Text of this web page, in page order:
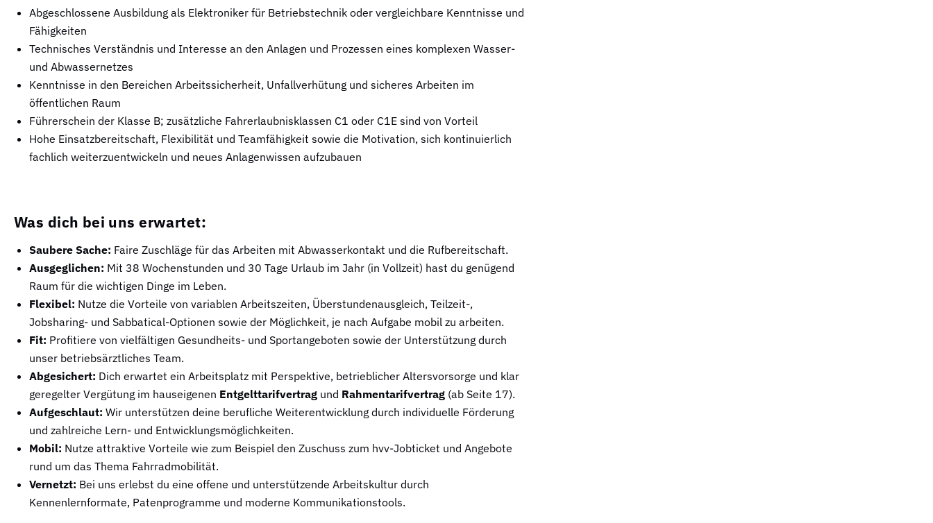
Abgeschlossene Ausbildung als Elektroniker für Betriebstechnik oder vergleichbare Kenntnisse und
Fähigkeiten
Technisches Verständnis und Interesse an den Anlagen und Prozessen eines komplexen Wasser-
und Abwassernetzes
Kenntnisse in den Bereichen Arbeitssicherheit, Unfallverhütung und sicheres Arbeiten im
öffentlichen Raum
Führerschein der Klasse B; zusätzliche Fahrerlaubnisklassen C1 oder C1E sind von Vorteil
Hohe Einsatzbereitschaft, Flexibilität und Teamfähigkeit sowie die Motivation, sich kontinuierlich
fachlich weiterzuentwickeln und neues Anlagenwissen aufzubauen
Was dich bei uns erwartet:
Saubere Sache: Faire Zuschläge für das Arbeiten mit Abwasserkontakt und die Rufbereitschaft.
Ausgeglichen: Mit 38 Wochenstunden und 30 Tage Urlaub im Jahr (in Vollzeit) hast du genügend
Raum für die wichtigen Dinge im Leben.
Flexibel: Nutze die Vorteile von variablen Arbeitszeiten, Überstundenausgleich, Teilzeit-,
Jobsharing- und Sabbatical-Optionen sowie der Möglichkeit, je nach Aufgabe mobil zu arbeiten.
Fit: Profitiere von vielfältigen Gesundheits- und Sportangeboten sowie der Unterstützung durch
unser betriebsärztliches Team.
Abgesichert: Dich erwartet ein Arbeitsplatz mit Perspektive, betrieblicher Altersvorsorge und klar
geregelter Vergütung im hauseigenen Entgelttarifvertrag und Rahmentarifvertrag (ab Seite 17).
Aufgeschlaut: Wir unterstützen deine berufliche Weiterentwicklung durch individuelle Förderung
und zahlreiche Lern- und Entwicklungsmöglichkeiten.
Mobil: Nutze attraktive Vorteile wie zum Beispiel den Zuschuss zum hvv-Jobticket und Angebote
rund um das Thema Fahrradmobilität.
Vernetzt: Bei uns erlebst du eine offene und unterstützende Arbeitskultur durch
Kennenlernformate, Patenprogramme und moderne Kommunikationstools.